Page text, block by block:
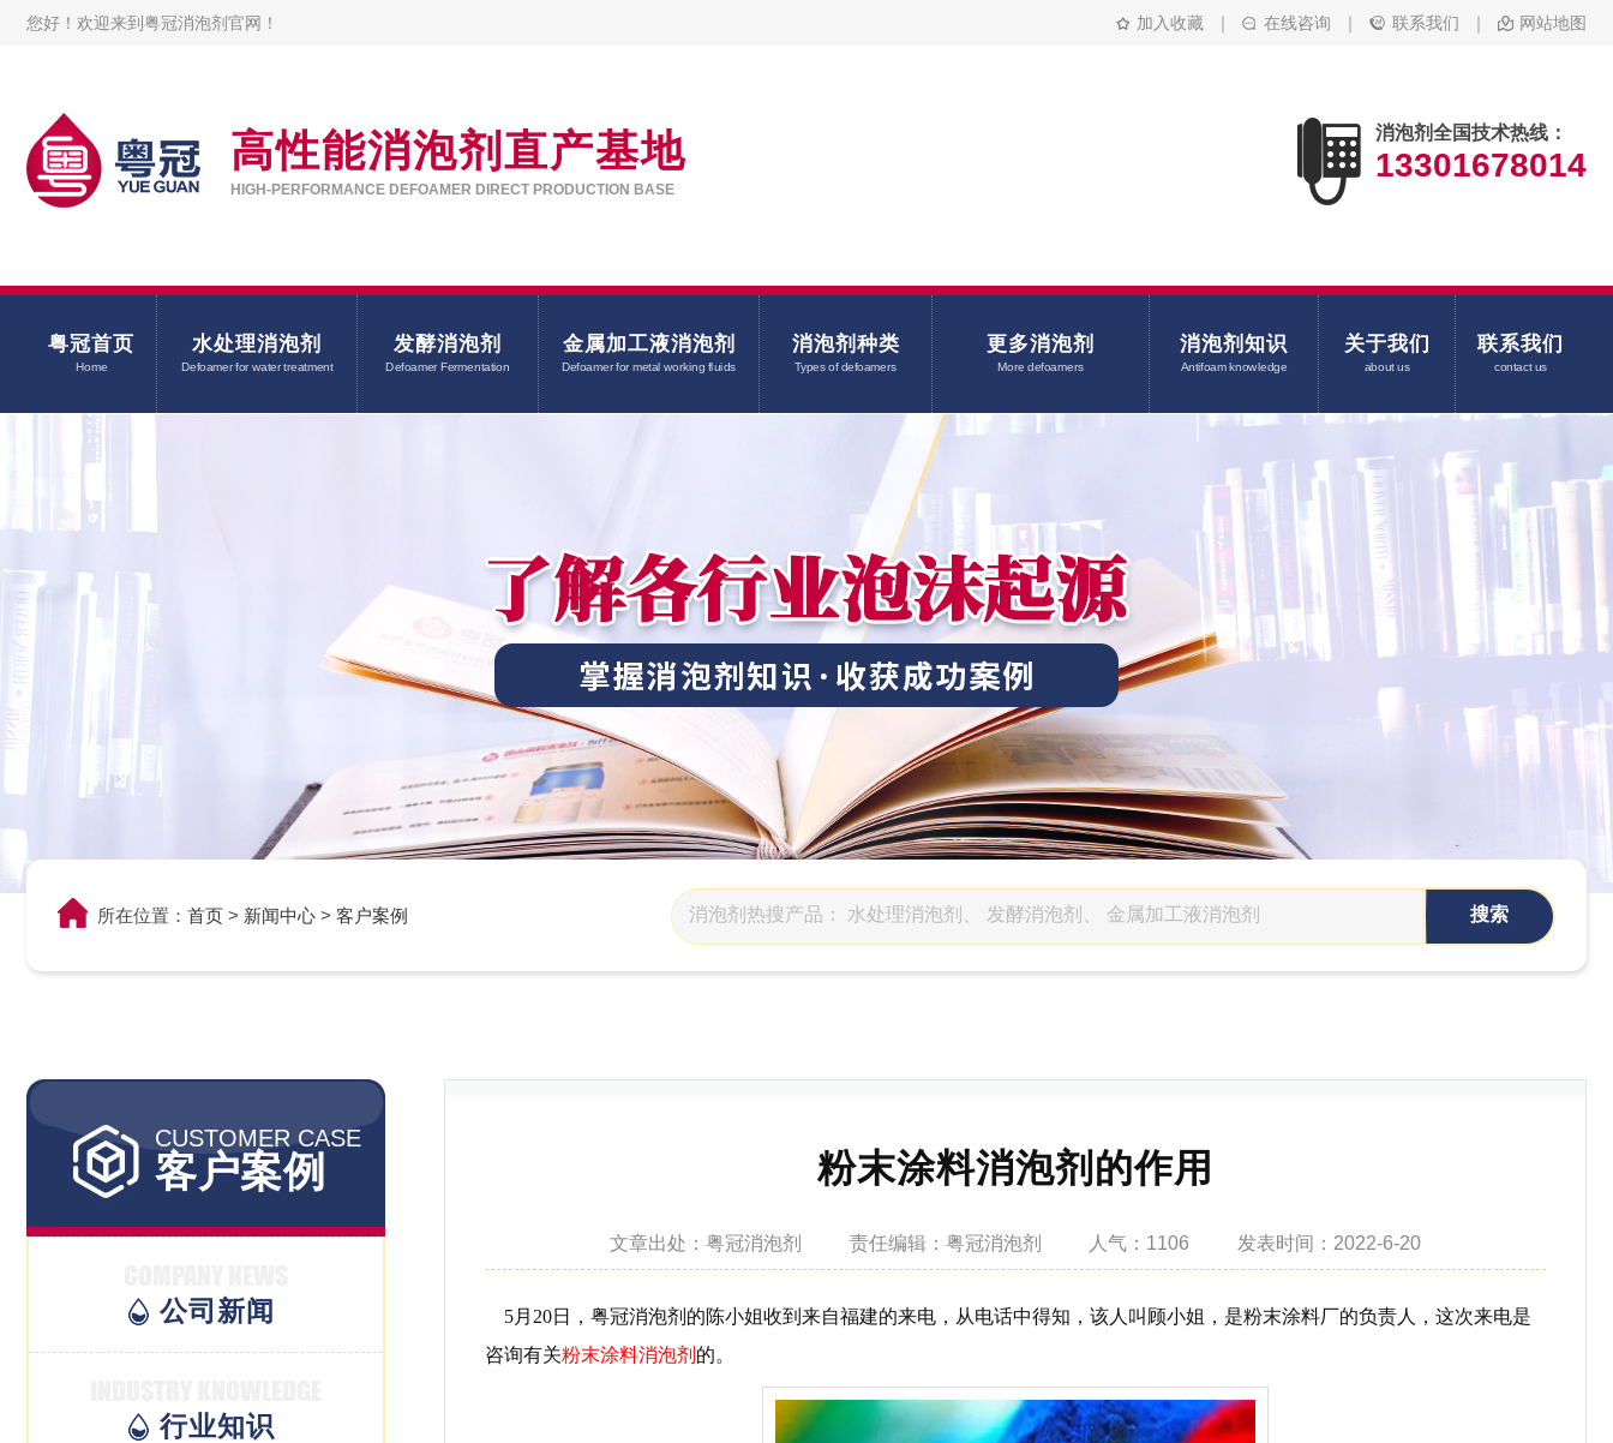
您好！欢迎来到粤冠消泡剂官网！ 加入收藏 ｜ 在线咨询 ｜ 联系我们 ｜ 网站地图
高性能消泡剂直产基地
HIGH-PERFORMANCE DEFOAMER DIRECT PRODUCTION BASE
消泡剂全国技术热线：
13301678014
粤冠首页
Home
水处理消泡剂
Defoamer for water treatment
发酵消泡剂
Defoamer Fermentation
金属加工液消泡剂
Defoamer for metal working fluids
消泡剂种类
Types of defoamers
更多消泡剂
More defoamers
消泡剂知识
Antifoam knowledge
关于我们
about us
联系我们
contact us
所在位置： 首页 > 新闻中心 > 客户案例
CUSTOMER CASE
客户案例
公司新闻
行业知识
粉末涂料消泡剂的作用
文章出处：粤冠消泡剂 责任编辑：粤冠消泡剂 人气： 1106 发表时间：2022-6-20
5月20日，粤冠消泡剂的陈小姐收到来自福建的来电，从电话中得知，该人叫顾小姐，是粉末涂料厂的负责人，这次来电是
咨询有关粉末涂料消泡剂 的。